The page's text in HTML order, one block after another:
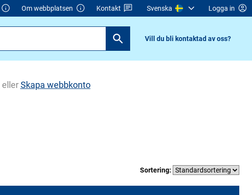
Om webbplatsen Kontakt Svenska Logga in
Vill du bli kontaktad av oss?
ellerSkapa webbkonto
Sortering: